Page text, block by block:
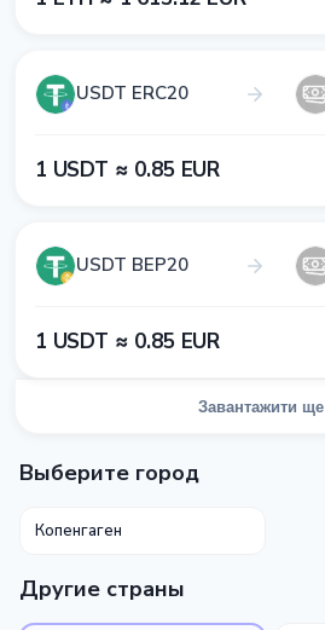
USDT ERC20
1​ USDT ≈ 0​.8​5​ EUR
USDT BEP20
1​ USDT ≈ 0​.8​5​ EUR
Завантажити ще
Выберите город
Копенгаген
Другие страны